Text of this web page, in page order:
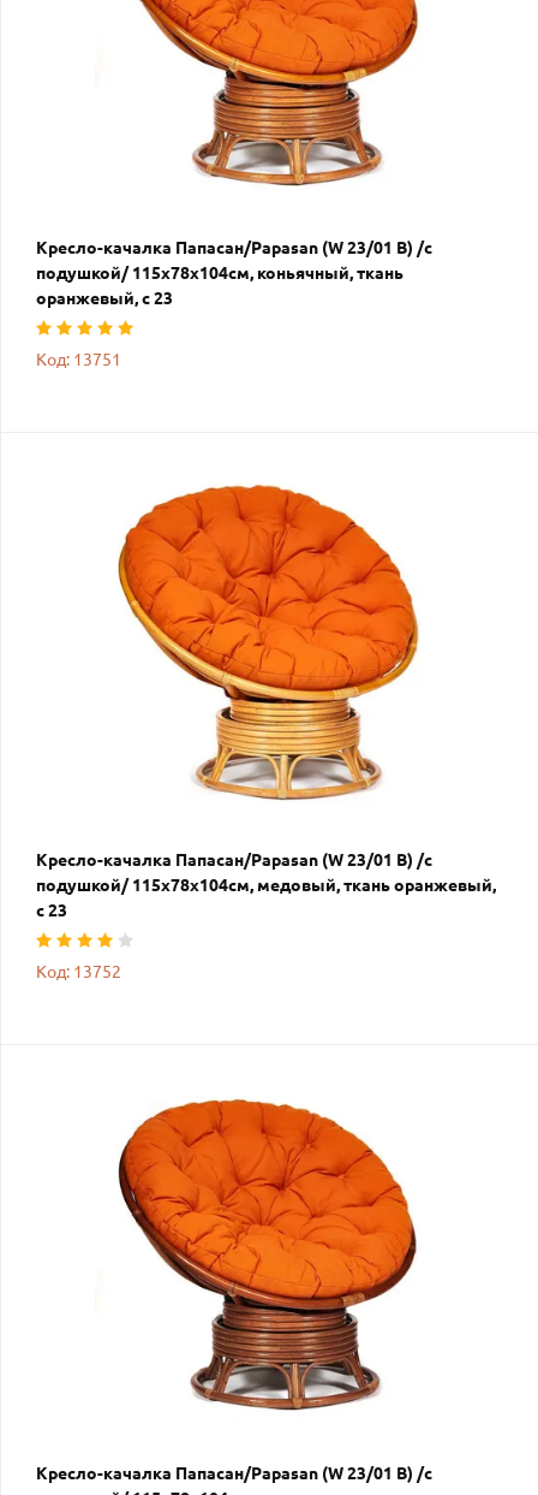
Кресло-качалка Папасан/Papasan (W 23/01 B) /с
подушкой/ 115х78х104см, коньячный, ткань
оранжевый, с 23
Код: 13751
Кресло-качалка Папасан/Papasan (W 23/01 B) /с
подушкой/ 115х78х104см, медовый, ткань оранжевый,
с 23
Код: 13752
Кресло-качалка Папасан/Papasan (W 23/01 B) /с